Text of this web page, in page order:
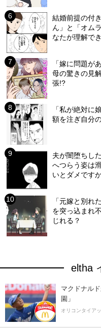
結婚前提の付
ん」と「オム
なたが理解で
「嫁に問題が
母の驚きの見
張!?
「私が絶対に
額を注ぎ自分
夫が闇堕ちし
へつらう姿は
いとダメです
「元嫁と別れ
を突っ込まれ
じれる？
eltha
マクドナル
園」
オリコンタイア